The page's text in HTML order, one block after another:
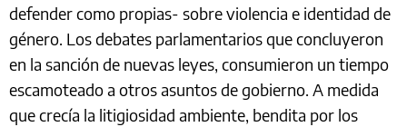
defender como propias- sobre violencia e identidad de
género. Los debates parlamentarios que concluyeron
en la sanción de nuevas leyes, consumieron un tiempo
escamoteado a otros asuntos de gobierno. A medida
que crecía la litigiosidad ambiente, bendita por los